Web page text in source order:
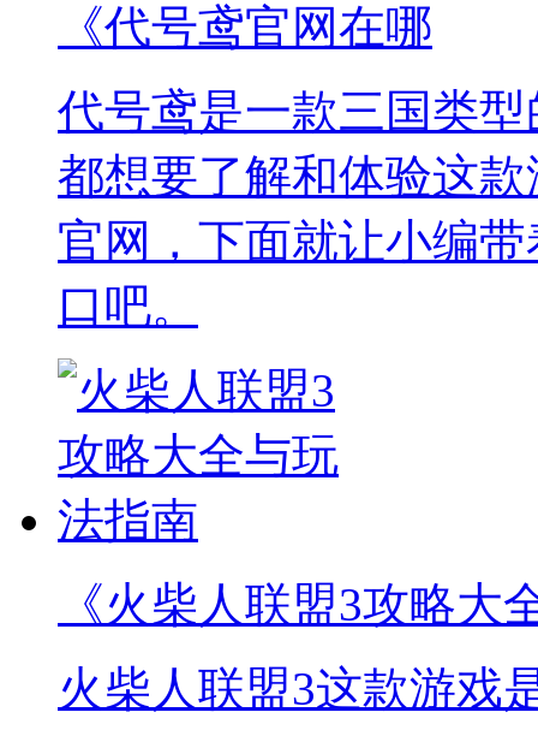
《代号鸢官网在哪
代号鸢是一款三国类
都想要了解和体验这
官网，下面就让小编
口吧。
《火柴人联盟3攻略大
火柴人联盟3这款游戏